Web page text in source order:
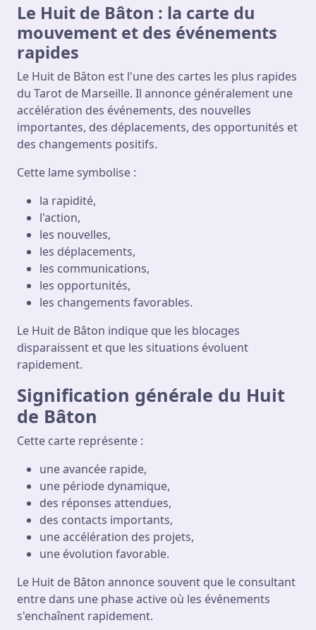
Le Huit de Bâton : la carte du
mouvement et des événements
rapides
Le Huit de Bâton est l'une des cartes les plus rapides
du Tarot de Marseille. Il annonce généralement une
accélération des événements, des nouvelles
importantes, des déplacements, des opportunités et
des changements positifs.
Cette lame symbolise :
la rapidité,
l'action,
les nouvelles,
les déplacements,
les communications,
les opportunités,
les changements favorables.
Le Huit de Bâton indique que les blocages
disparaissent et que les situations évoluent
rapidement.
Signification générale du Huit
de Bâton
Cette carte représente :
une avancée rapide,
une période dynamique,
des réponses attendues,
des contacts importants,
une accélération des projets,
une évolution favorable.
Le Huit de Bâton annonce souvent que le consultant
entre dans une phase active où les événements
s'enchaînent rapidement.